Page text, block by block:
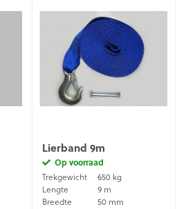
Lierband 9m
Op voorraad
Trekgewicht
650 kg
Lengte
9 m
Breedte
50 mm